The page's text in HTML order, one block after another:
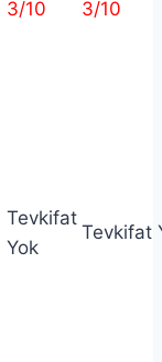
3/10
3/10
Tevkifat
Yok
Tevkifat